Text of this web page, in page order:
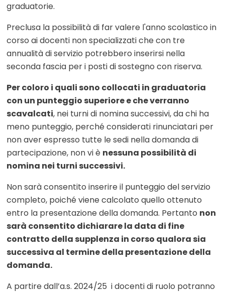
graduatorie.
Preclusa la possibilità di far valere l'anno scolastico in
corso ai docenti non specializzati che con tre
annualità di servizio potrebbero inserirsi nella
seconda fascia per i posti di sostegno con riserva.
Per coloro i quali sono collocati in graduatoria
con un punteggio superiore e che verranno
scavalcati, nei turni di nomina successivi, da chi ha
meno punteggio, perché considerati rinunciatari per
non aver espresso tutte le sedi nella domanda di
partecipazione, non vi è nessuna possibilità di
nomina nei turni successivi.
Non sarà consentito inserire il punteggio del servizio
completo, poiché viene calcolato quello ottenuto
entro la presentazione della domanda. Pertanto non
sarà consentito dichiarare la data di fine
contratto della supplenza in corso qualora sia
successiva al termine della presentazione della
domanda.
A partire dall’a.s. 2024/25 i docenti di ruolo potranno